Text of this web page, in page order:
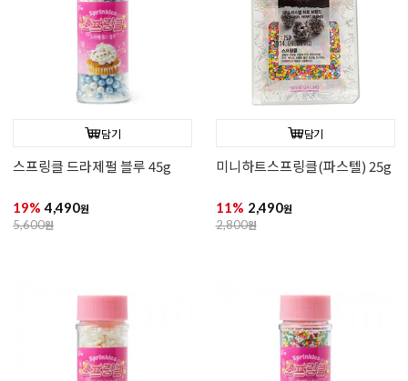
담기
스프링클 드라제펄 블루 45g
19% 4,490원
5,600원
담기
미니하트스프링클(파스텔) 25g
11% 2,490원
2,800원